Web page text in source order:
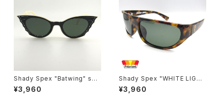
Shady Spex "Batwing" sun
glasses, Cream w/Black p
aint/Polarized Dark Green l
¥3,960
Shady Spex "WHITE LIGHT
Wraparounds" sunglasses,
Tortoise w/Polarized G15 l
¥3,960